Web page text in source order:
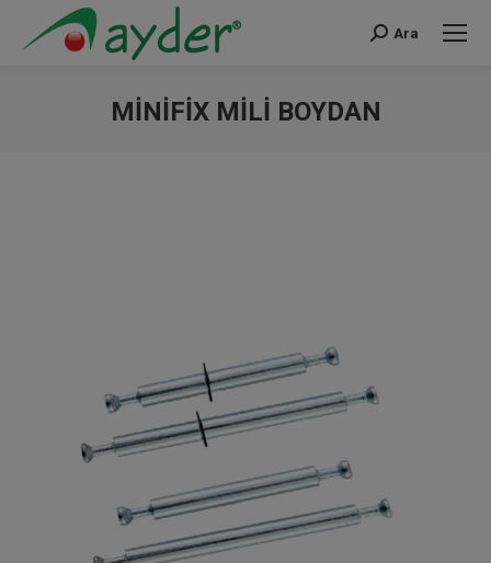
Search:
Ara
MINIFIX MILI BOYDAN